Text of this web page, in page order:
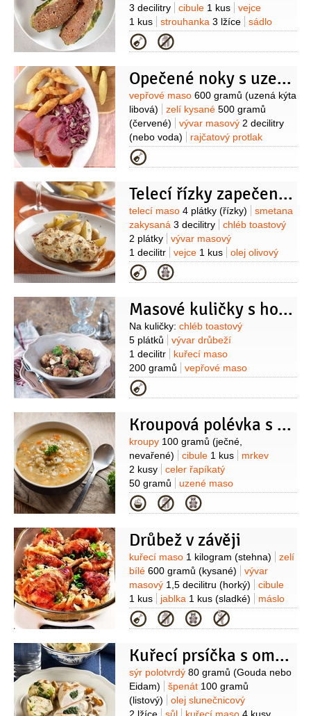
3 decilitry
cibule 1 kus
vejce
1 kus
strouhanka 3 lžíce
sádlo
2 lžíce
olej
2 stroužky
Kategorie
Opečené noky s uzenou kýtou a červeným zelím
Suroviny
vepřové maso 600 gramů (uzená kýta
libová)
zelí kysané 500 gramů
(červené)
vývar masový 2 decilitry
(nebo voda)
rajčatový protlak
3 lžíce
1 kus
pepř černý1 lžíce (celý,
1 lžíce
voda1 decilitr (orientační
množství)
Na těsto:
brambory
400 gramů
(moučné, uvařené ve
slupce)
mouka pšeničná hrubá
150 gramů
máslo 2,5 lžíce
vejce
1 kus
muškátový oříšek1 špetka
(mletý)
sůl
Kategorie
Telecí řízky zapečené se smetanou
Suroviny
telecí maso 4 plátky (řízky)
smetana
zakysaná 3 decilitry
chléb toastový
2 plátky
vývar masový
1 decilitr
vejce 1 kus
olej olivový
4 lžíce
sýr Parmezán
(strouhaný)
pesto bazalkové
Kategorie
Masové kuličky s houbovou omáčkou
Suroviny
Na kuličky: chléb toastový
5 plátků
vývar drůbeží
1 decilitr
kuřecí maso
200 gramů
vepřové maso
150 gramů
1 kus
cibule1 kus
česnek
masa
sůl Na asijskou houbovou
omáčku: máslo 1 lžíce
shiitake
100 gramů
žampiony
100 gramů
víno bílé
masový
2/3 decilitru
1,8 decilitru
hořčice kremžská
2 lžíce
pepř černý
Kategorie
Kroupová polévka s uzeným masem
Suroviny
kroupy 100 gramů (ječné,
nevařené)
cibule 1 kus
mrkev
2 kusy
celer řapíkatý
50 gramů
uzené maso
100 gramů
olej
masový1,5 litru
brambory
Kategorie
Drůbež v závěji
Suroviny
kuřecí maso 1 kilogram (stehna)
zelí
bílé 600 gramů (kysané)
vývar
masový 1,5 decilitru (horký)
cibule
1 kus
jablka 1 kus (sladké)
máslo
40 gramů
cukr1 lžíce
černý(mletý)
Kategorie
Kuřecí prsíčka s omáčkou a houbami
Suroviny
sýr polotvrdý 80 gramů (Gouda nebo
Eidam)
špenát 100 gramů
(listový)
olej slunečnicový